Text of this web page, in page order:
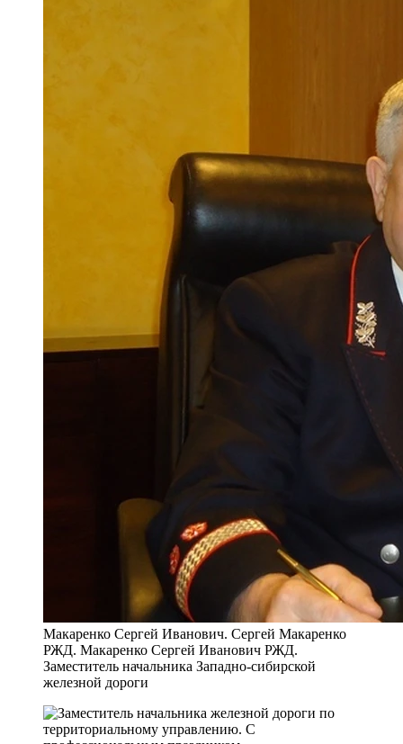
Макаренко Сергей Иванович. Сергей Макаренко
РЖД. Макаренко Сергей Иванович РЖД.
Заместитель начальника Западно-сибирской
железной дороги